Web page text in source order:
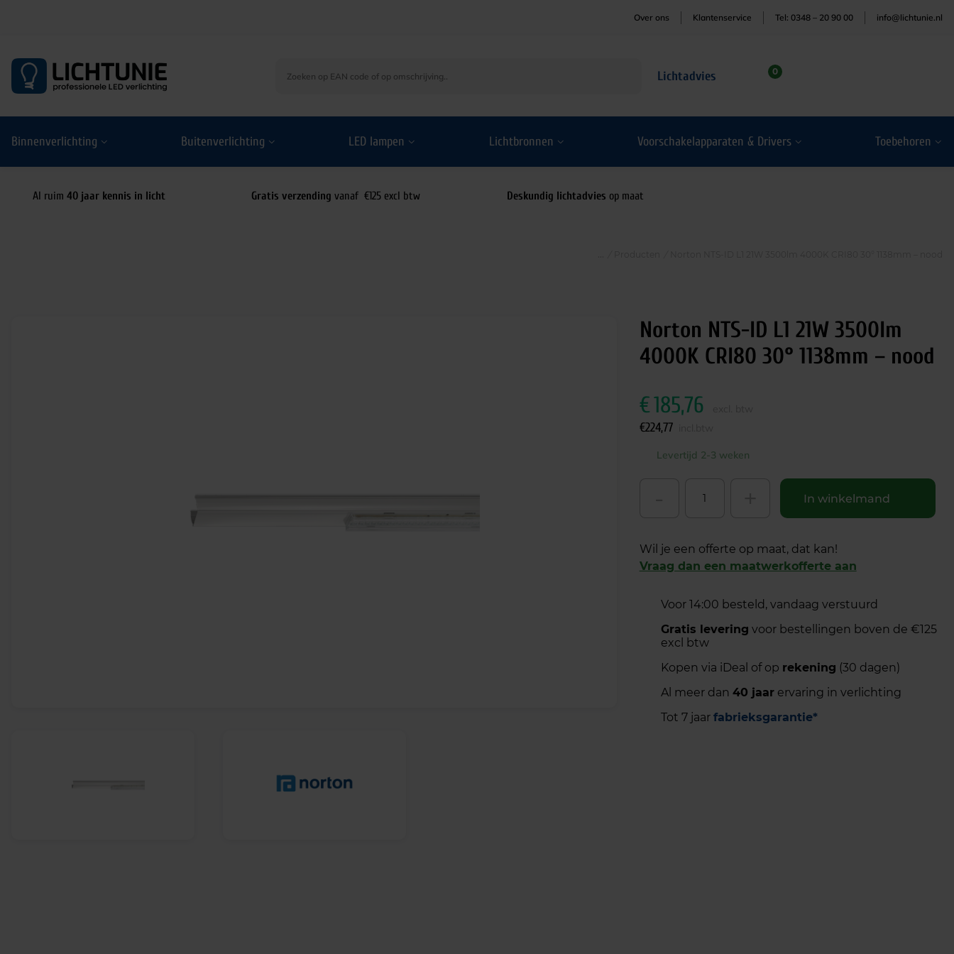
Over ons Klantenservice Tel: 0348 – 20 90 00 info@lichtunie.nl
Lichtadvies 0
Binnenverlichting Buitenverlichting LED lampen Lichtbronnen Voorschakelapparaten & Drivers Toebehoren
Al ruim 40 jaar kennis in licht Gratis verzending vanaf €125 excl btw Deskundig lichtadvies op maat
Norton NTS-ID L1 21W 3500lm
4000K CRI80 30° 1138mm – nood
€185,76
€224,77
Levertijd 2-3 weken
In winkelmand
Wil je een offerte op maat, dat kan!
Vraag dan een maatwerkofferte aan
Voor 14:00 besteld, vandaag verstuurd
Gratis levering voor bestellingen boven de €125
excl btw
Kopen via iDeal of op rekening (30 dagen)
Al meer dan 40 jaarervaring in verlichting
Tot 7 jaar fabrieksgarantie*